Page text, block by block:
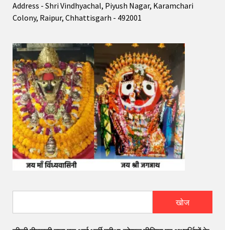
Address - Shri Vindhyachal, Piyush Nagar, Karamchari
Colony, Raipur, Chhattisgarh - 492001
खोज